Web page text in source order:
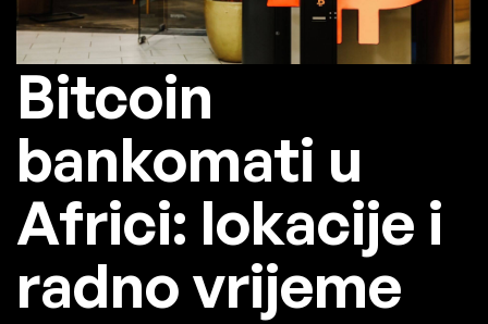
Bitcoin
bankomati u
Africi: lokacije i
radno vrijeme